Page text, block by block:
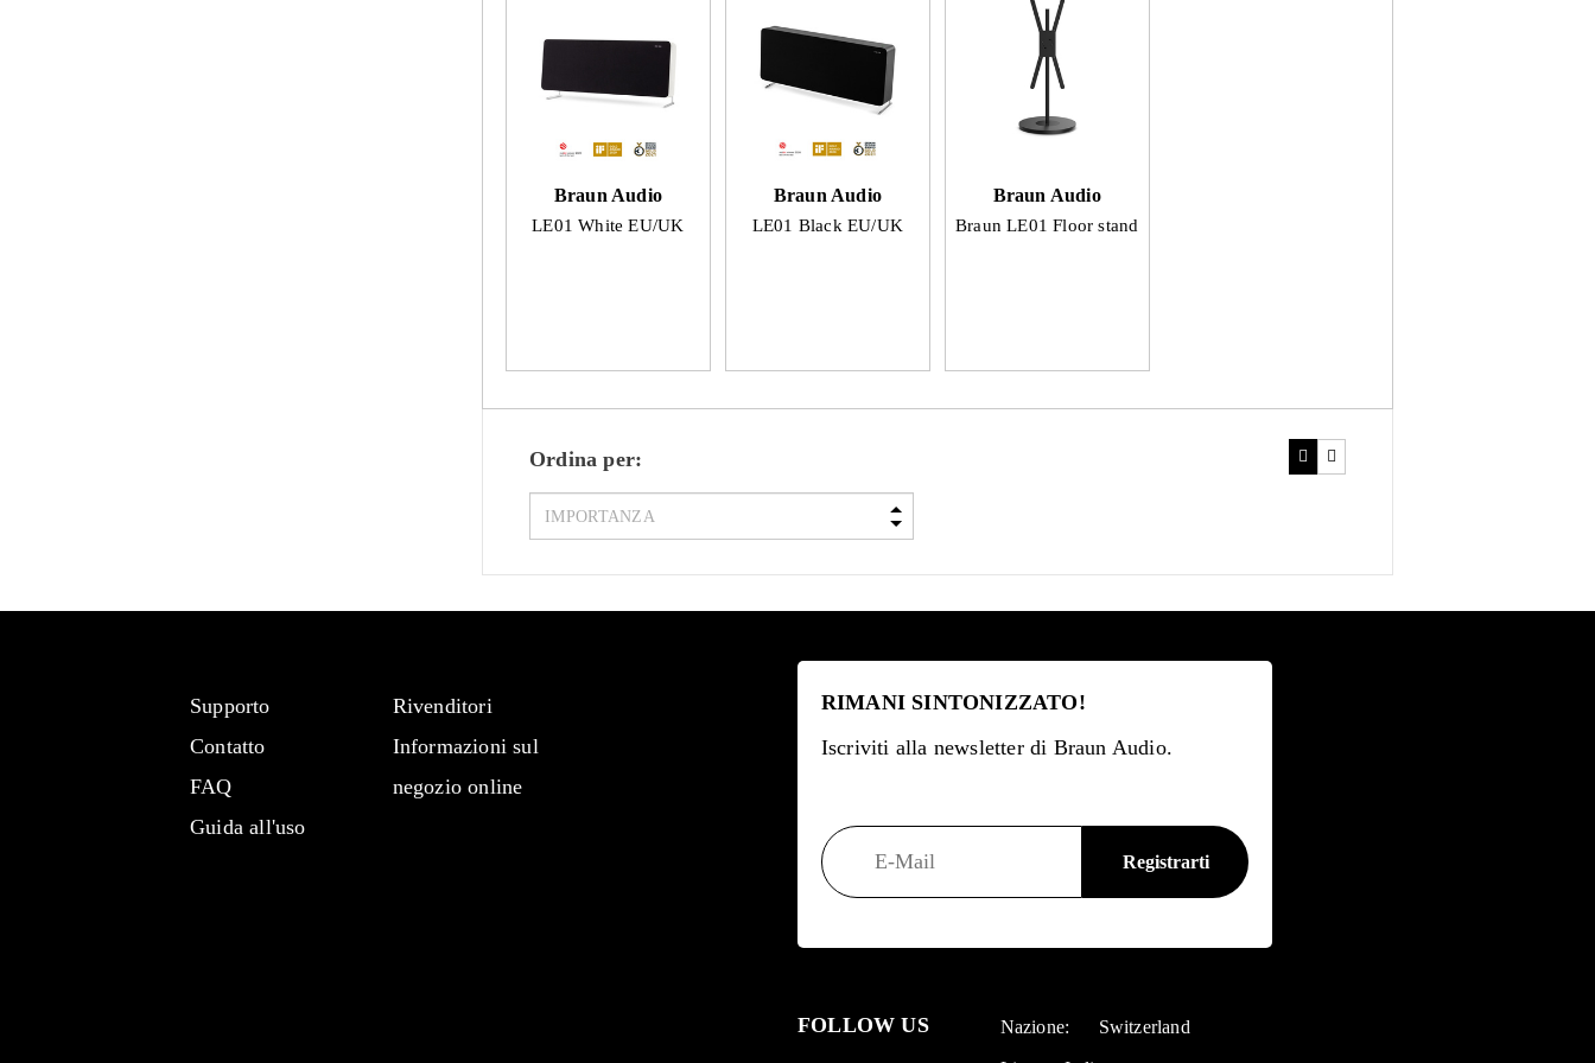
Braun Audio
LE01 White EU/UK
Braun Audio
LE01 Black EU/UK
Braun Audio
Braun LE01 Floor stand
Ordina per:
Supporto
Contatto
FAQ
Guida all'uso
Rivenditori
Informazioni sul
negozio online
RIMANI SINTONIZZATO!
Iscriviti alla newsletter di Braun Audio.
FOLLOW US Nazione: Switzerland